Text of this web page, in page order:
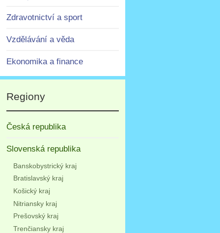
Zdravotnictví a sport
Vzdělávání a věda
Ekonomika a finance
Regiony
Česká republika
Slovenská republika
Banskobystrický kraj
Bratislavský kraj
Košický kraj
Nitriansky kraj
Prešovský kraj
Trenčiansky kraj